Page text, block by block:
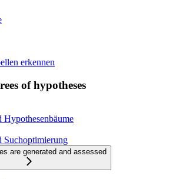
erkennen
of hypotheses
Hypothesenbäume
Suchoptimierung
are generated and assessed